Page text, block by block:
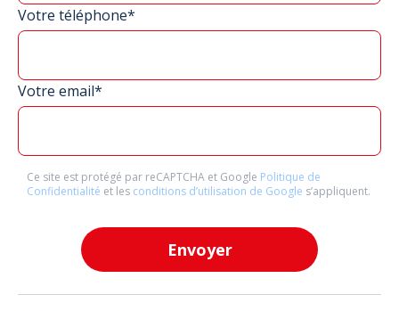
Votre téléphone*
Votre email*
Ce site est protégé par reCAPTCHA et Google Politique de
Confidentialité et les conditions d’utilisation de Google s’appliquent.
Envoyer